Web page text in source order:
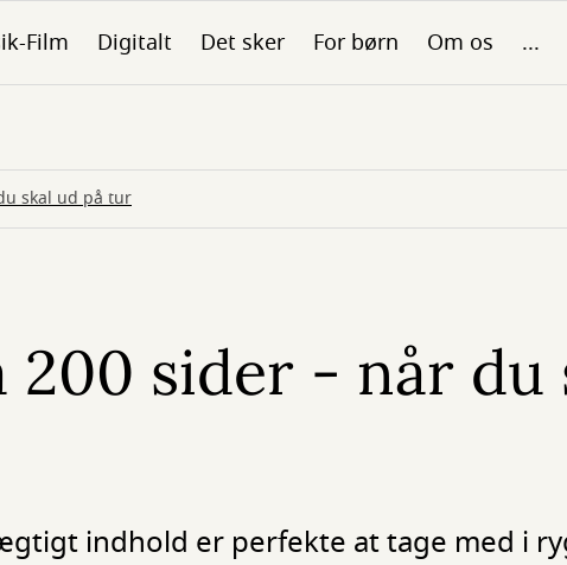
Film Digitalt Det sker For børn Om os ...
skal ud på tur
200 sider - når du
indhold er perfekte at tage med i